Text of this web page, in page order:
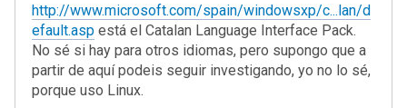
http://www.microsoft.com/spain/windowsxp/c...lan/d
efault.asp está el Catalan Language Interface Pack.
No sé si hay para otros idiomas, pero supongo que a
partir de aquí podeis seguir investigando, yo no lo sé,
porque uso Linux.